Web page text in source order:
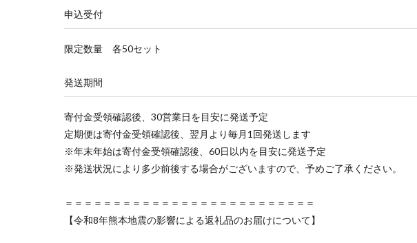
申込受付
限定数量 各50セット
発送期間
寄付金受領確認後、30営業日を目安に発送予定
定期便は寄付金受領確認後、翌月より毎月1回発送します
※年末年始は寄付金受領確認後、60日以内を目安に発送予定
※発送状況により多少前後する場合がございますので、予めご了承ください。
＝＝＝＝＝＝＝＝＝＝＝＝＝＝＝＝＝＝＝＝＝＝＝＝＝＝
【令和8年熊本地震の影響による返礼品のお届けについて】